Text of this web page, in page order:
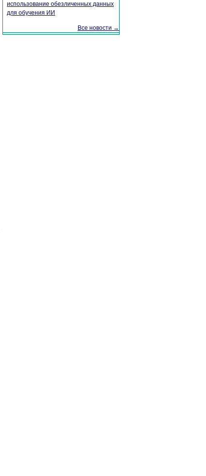
использование обезличенных данных
для обучения ИИ
Все новости →